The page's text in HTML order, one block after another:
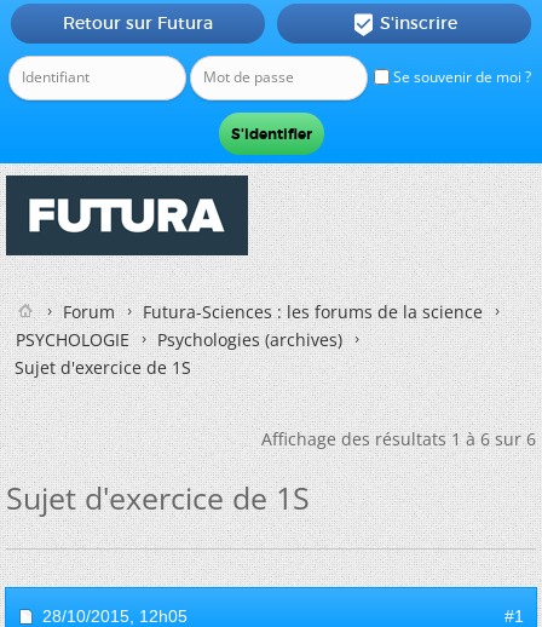
Se souvenir de moi ?
Retour sur Futura  S'inscrire
Forum
Futura-Sciences : les forums de la science
PSYCHOLOGIE
Psychologies (archives)
Sujet d'exercice de 1S
Affichage des résultats 1 à 6 sur 6
Sujet d'exercice de 1S
28/10/2015, 12h05 #1